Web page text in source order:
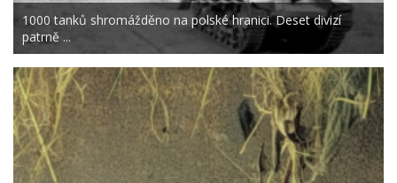
1000 tanků shromážděno na polské hranici. Deset divizí
patrně ...